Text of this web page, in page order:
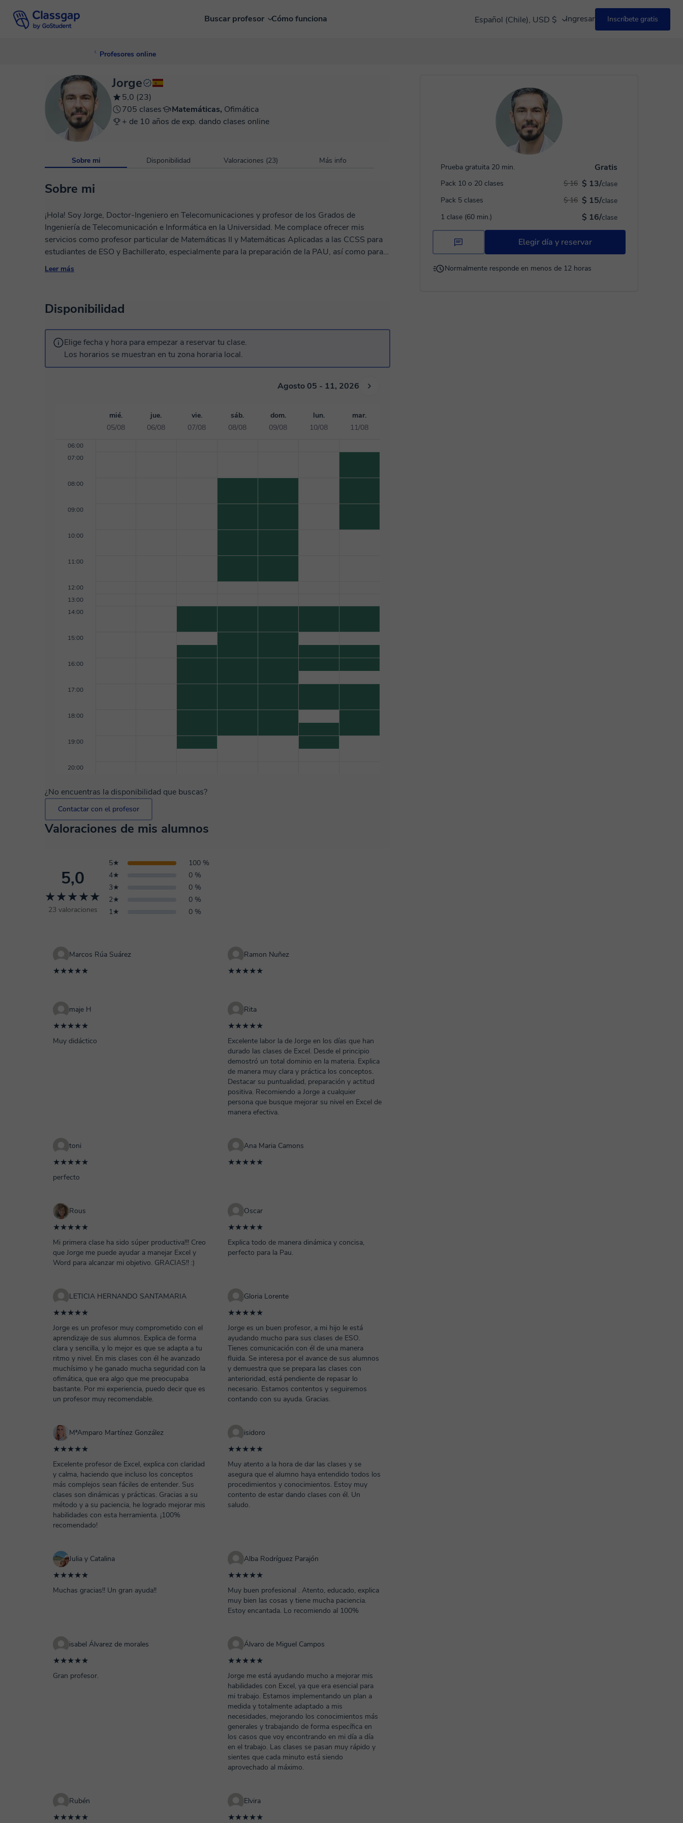
Buscar profesor Cómo funciona Español (Chile), USD $ Ingresar Inscríbete gratis
Profesores online
Prueba gratuita 20 min. Gratis
Pack 10 o 20 clases $ 13/clase
$ 16
Pack 5 clases
$ 15/clase
$ 16
1 clase (60 min.)
$ 16/clase
Elegir día y reservar
Normalmente responde en menos de 12 horas
Jorge
5,0 (23)
705 clases
Matemáticas, Ofimática
+ de 10 años de exp. dando clases online
Sobre mi Disponibilidad Valoraciones (23) Más info
Sobre mi
¡Hola! Soy Jorge, Doctor-Ingeniero en Telecomunicaciones y profesor de los Grados de
Ingeniería de Telecomunicación e Informática en la Universidad. Me complace ofrecer mis
servicios como profesor particular de Matemáticas II y Matemáticas Aplicadas a las CCSS para
estudiantes de ESO y Bachillerato, especialmente para la preparación de la PAU, así como para
romper tu miedo con el mundo de la ofimática. Con una sólida experiencia de más de 24 años en
Leer más
Disponibilidad
Elige fecha y hora para empezar a reservar tu clase.
Los horarios se muestran en tu zona horaria local.
Agosto 05 - 11, 2026
mié.
05/08
jue.
06/08
vie.
07/08
sáb.
08/08
dom.
09/08
lun.
10/08
mar.
11/08
06:00
07:00
08:00
09:00
10:00
11:00
12:00
13:00
14:00
15:00
16:00
17:00
18:00
19:00
20:00
¿No encuentras la disponibilidad que buscas?
Contactar con el profesor
Valoraciones de mis alumnos
5,0
★★★★★
23 valoraciones
5★
100 %
4★
0 %
3★
0 %
2★
0 %
1★
0 %
Marcos Rúa Suárez
★★★★★
Ramon Nuñez
★★★★★
maje H
★★★★★
Muy didáctico
Rita
★★★★★
Excelente labor la de Jorge en los días que han
durado las clases de Excel. Desde el principio
demostró un total dominio en la materia. Explica
de manera muy clara y práctica los conceptos.
Destacar su puntualidad, preparación y actitud
positiva. Recomiendo a Jorge a cualquier
persona que busque mejorar su nivel en Excel de
manera efectiva.
toni
★★★★★
perfecto
Ana Maria Camons
★★★★★
Rous
★★★★★
Mi primera clase ha sido súper productiva!!! Creo
que Jorge me puede ayudar a manejar Excel y
Word para alcanzar mi objetivo. GRACIAS!! :)
Oscar
★★★★★
Explica todo de manera dinámica y concisa,
perfecto para la Pau.
LETICIA HERNANDO SANTAMARIA
★★★★★
Jorge es un profesor muy comprometido con el
aprendizaje de sus alumnos. Explica de forma
clara y sencilla, y lo mejor es que se adapta a tu
ritmo y nivel. En mis clases con él he avanzado
muchísimo y he ganado mucha seguridad con la
ofimática, que era algo que me preocupaba
bastante. Por mi experiencia, puedo decir que es
un profesor muy recomendable.
Gloria Lorente
★★★★★
Jorge es un buen profesor, a mi hijo le está
ayudando mucho para sus clases de ESO.
Tienes comunicación con él de una manera
fluida. Se interesa por el avance de sus alumnos
y demuestra que se prepara las clases con
anterioridad, está pendiente de repasar lo
necesario. Estamos contentos y seguiremos
contando con su ayuda. Gracias.
MªAmparo Martínez González
★★★★★
Excelente profesor de Excel, explica con claridad
y calma, haciendo que incluso los conceptos
más complejos sean fáciles de entender. Sus
clases son dinámicas y prácticas. Gracias a su
método y a su paciencia, he logrado mejorar mis
habilidades con esta herramienta. ¡100%
recomendado!
isidoro
★★★★★
Muy atento a la hora de dar las clases y se
asegura que el alumno haya entendido todos los
procedimientos y conocimientos. Estoy muy
contento de estar dando clases con él. Un
saludo.
Julia y Catalina
★★★★★
Muchas gracias!! Un gran ayuda!!
Alba Rodríguez Parajón
★★★★★
Muy buen profesional . Atento, educado, explica
muy bien las cosas y tiene mucha paciencia.
Estoy encantada. Lo recomiendo al 100%
isabel Álvarez de morales
★★★★★
Gran profesor.
Álvaro de Miguel Campos
★★★★★
Jorge me está ayudando mucho a mejorar mis
habilidades con Excel, ya que era esencial para
mi trabajo. Estamos implementando un plan a
medida y totalmente adaptado a mis
necesidades, mejorando los conocimientos más
generales y trabajando de forma específica en
los casos que voy encontrando en mi día a día
en el trabajo. Las clases se pasan muy rápido y
sientes que cada minuto está siendo
aprovechado al máximo.
Rubén
★★★★★
Elvira
★★★★★